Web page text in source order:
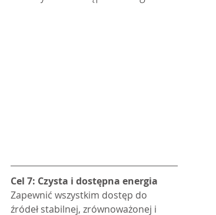
Cel 7: Czysta i dostępna energia
Zapewnić wszystkim dostęp do
źródeł stabilnej, zrównoważonej i